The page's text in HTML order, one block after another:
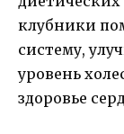
клубники
систему,
уровень
здоровье